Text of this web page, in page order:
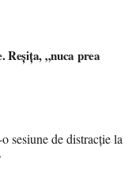
Reșița, „nuca prea